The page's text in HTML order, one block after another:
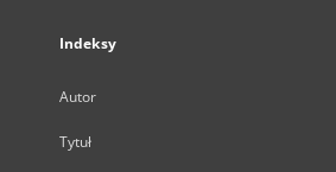
Indeksy
Autor
Tytuł